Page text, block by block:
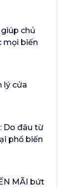
chủ
mọi biến
lý cửa
Do đâu từ
phổ biến
MÃI bứt